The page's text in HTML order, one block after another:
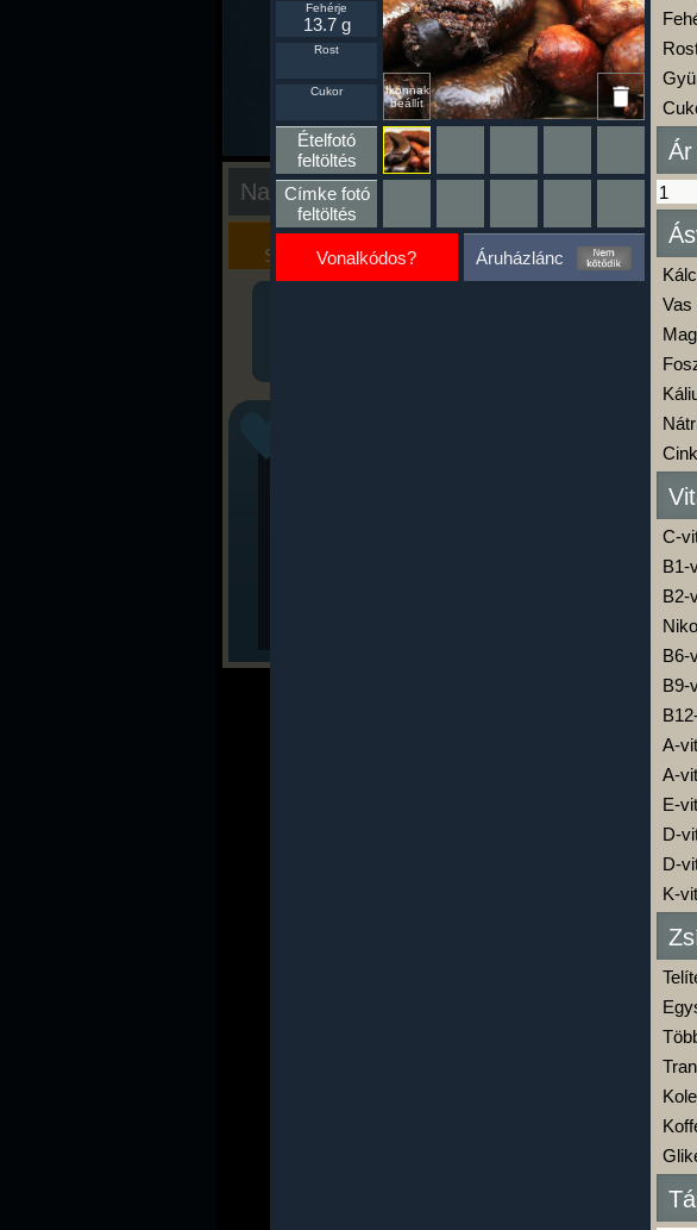
Nap kiértékelése
Kalória
Szimulátor
Szöveges
Értékelés
Ha ma
kattints
A
Ikonnak
beállít
Fehérje
13.7 g
Rost
Cukor
Ételfotó
feltöltés
Címke fotó
feltöltés
Vonalkódos? Áruházlánc
Ár
Vas
C-
B1-
B2-
B6-
B9-
A-
A-
E-
D-
D-
K-